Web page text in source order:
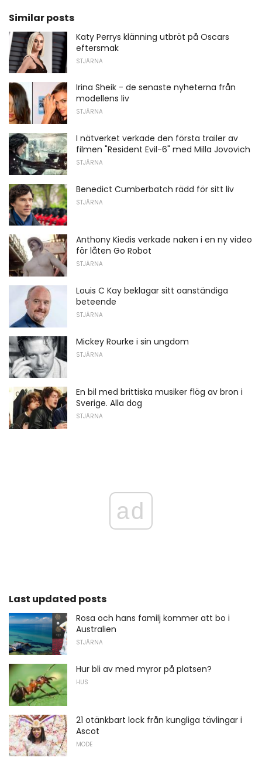
Similar posts
Katy Perrys klänning utbröt på Oscars
eftersmak
STJÄRNA
Irina Sheik - de senaste nyheterna från
modellens liv
STJÄRNA
I nätverket verkade den första trailer av
filmen "Resident Evil-6" med Milla Jovovich
STJÄRNA
Benedict Cumberbatch rädd för sitt liv
STJÄRNA
Anthony Kiedis verkade naken i en ny video
för låten Go Robot
STJÄRNA
Louis C Kay beklagar sitt oanständiga
beteende
STJÄRNA
Mickey Rourke i sin ungdom
STJÄRNA
En bil med brittiska musiker flög av bron i
Sverige. Alla dog
STJÄRNA
ad
Last updated posts
Rosa och hans familj kommer att bo i
Australien
STJÄRNA
Hur bli av med myror på platsen?
HUS
21 otänkbart lock från kungliga tävlingar i
Ascot
MODE